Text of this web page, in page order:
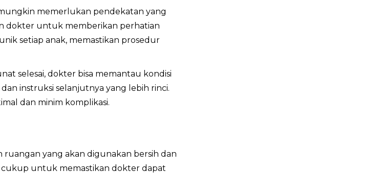
memerlukan pendekatan yang
dokter untuk memberikan perhatian
setiap anak, memastikan prosedur
selesai, dokter bisa memantau kondisi
instruksi selanjutnya yang lebih rinci.
dan minim komplikasi.
ruangan yang akan digunakan bersih dan
cukup untuk memastikan dokter dapat